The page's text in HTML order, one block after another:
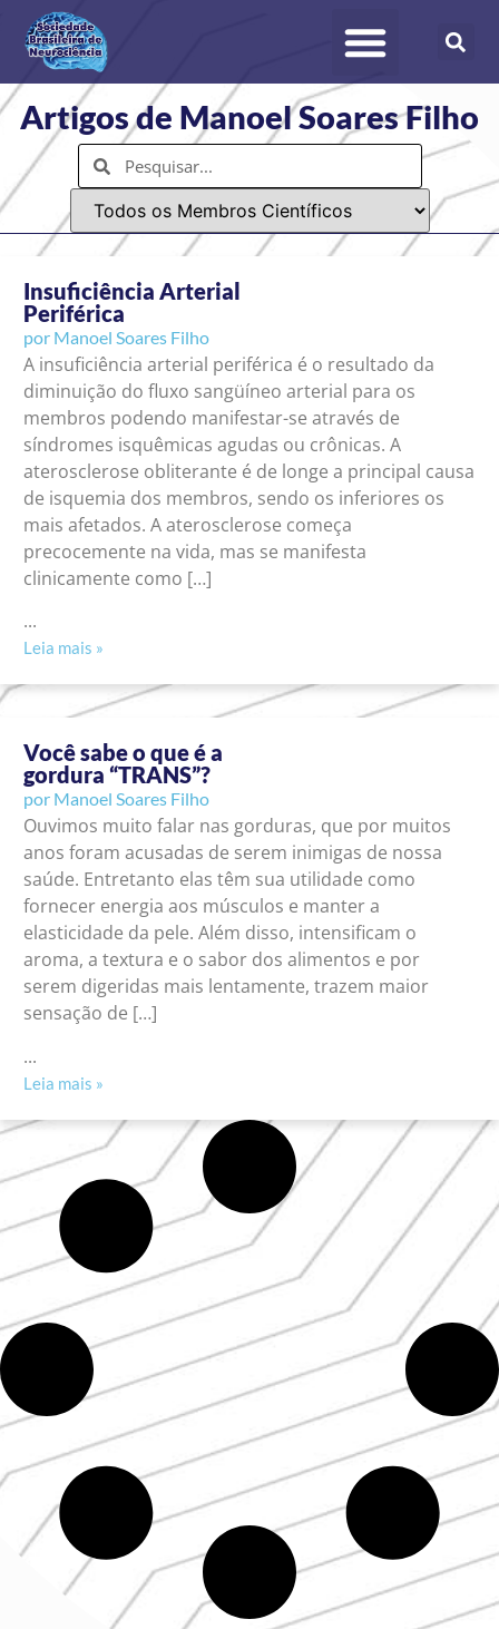
Artigos de Manoel Soares Filho
Insuficiência Arterial
Periférica
por Manoel Soares Filho
A insuficiência arterial periférica é o resultado da
diminuição do fluxo sangüíneo arterial para os
membros podendo manifestar-se através de
síndromes isquêmicas agudas ou crônicas. A
aterosclerose obliterante é de longe a principal causa
de isquemia dos membros, sendo os inferiores os
mais afetados. A aterosclerose começa
precocemente na vida, mas se manifesta
clinicamente como […]
...
Leia mais »
Você sabe o que é a
gordura “TRANS”?
por Manoel Soares Filho
Ouvimos muito falar nas gorduras, que por muitos
anos foram acusadas de serem inimigas de nossa
saúde. Entretanto elas têm sua utilidade como
fornecer energia aos músculos e manter a
elasticidade da pele. Além disso, intensificam o
aroma, a textura e o sabor dos alimentos e por
serem digeridas mais lentamente, trazem maior
sensação de […]
...
Leia mais »